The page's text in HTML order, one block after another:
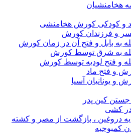
هخامنشیان
و کودکی کورش هخامنشی
و فرزندان کورش
به بابل و فتح آن در زمان کورش
به شرق توسط کورش
و فتح لودیه توسط کورش
و فتح ماد
و یونانیان آسیا
جستن کین پدر
کشی
دروغین ، بازگشت از مصر و کشته
کمبوجیه